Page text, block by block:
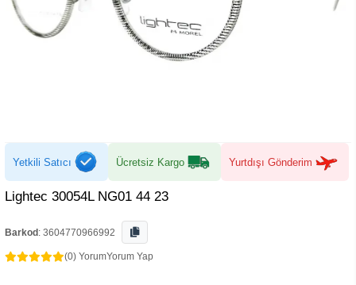
Yetkili Satıcı Ücretsiz Kargo Yurtdışı Gönderim
Lightec 30054L NG01 44 23
Barkod : 3604770966992
(0) YorumYorum Yap